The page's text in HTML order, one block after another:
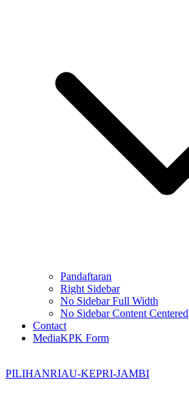
Pandaftaran
Right Sidebar
No Sidebar Full Width
No Sidebar Content Centered
Contact
MediaKPK Form
PILIHANRIAU-KEPRI-JAMBI